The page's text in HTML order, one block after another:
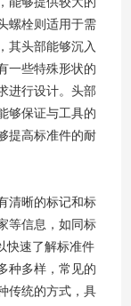
螺栓则适用于需
其头部能够沉入
一些特殊形状的
进行设计。头部
够保证与工具的
提高标准件的耐
清晰的标记和标
等信息，如同标
快速了解标准件
种多样，常见的
传统的方式，具